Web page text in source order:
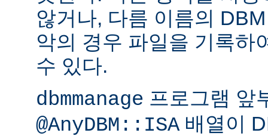
않거나, 다름 이름의
악의 경우 파일을 기록하
수 있다.
dbmmanage 프로그램 앞
@AnyDBM::ISA 배열이